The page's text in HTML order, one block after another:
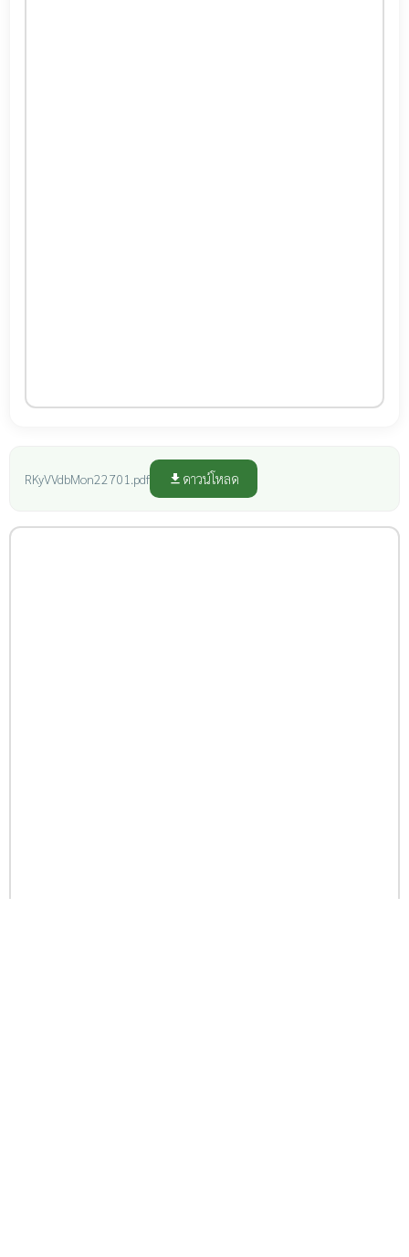
RKyVVdbMon22701.pdf file_download ดาวน์โหลด